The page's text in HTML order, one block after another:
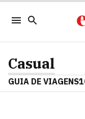
Casual
GUIA DE VIAGENS